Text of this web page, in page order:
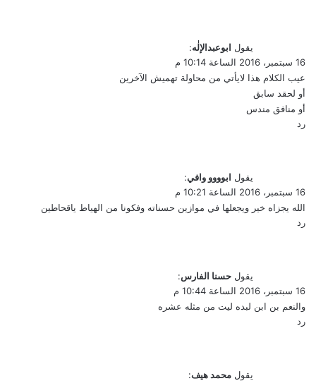
يقول ابوعبدالإلٰه:
16 سبتمبر، 2016 الساعة 10:14 م
عيب الكلام هذا لايأتي من محاولة تهميش الآخرين
أو لحقد سابق
أو منافق مندس
رد
يقول ابوووو وافي:
16 سبتمبر، 2016 الساعة 10:21 م
الله يجزاه خير ويجعلها في موازين حسناته وفكونا من الهياط ياقحاطين
رد
يقول حسنا الفارس:
16 سبتمبر، 2016 الساعة 10:44 م
والنعم بن ابن لبده ليت من مثله عشره
رد
يقول محمد هيف: